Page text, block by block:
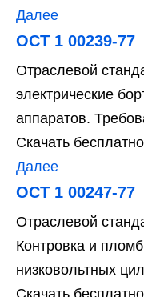
Далее
ОСТ 1 00239-77
Отраслевой
электрические
аппаратов.
Скачать
Далее
ОСТ 1 00247-77
Отраслевой
Контровка и
низковольтных
Скачать